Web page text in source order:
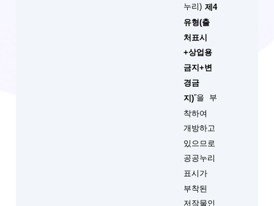
누리) 제4
유형(출
처표시
+상업용
금지+변
경금
지)”을 부
착하여
개방하고
있으므로
공공누리
표시가
부착된
저작물인